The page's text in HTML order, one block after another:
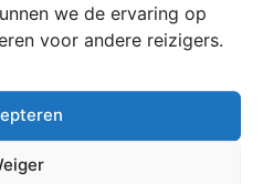
we de ervaring op
voor andere reizigers.
droog, met temperaturen
en 30 graden Celsius tot
in oktober en november.
laag en prima te